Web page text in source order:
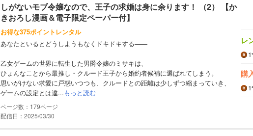
しがないモブ令嬢なので、王子の求婚は身に余ります！ （2） 【か
きおろし漫画＆電子限定ペーパー付】
お得な375ポイントレンタル
あなたといるとどうしようもなくドキドキする――
乙女ゲームの世界に転生した男爵令嬢のミサキは、
ひょんなことから最推し・クルード王子から婚約者候補に選ばれてしまう。
思いがけない求愛に戸惑いつつも、クルードとの距離は少しずつ縮まっていき、
ゲームの設定とは違...もっと読む
179
配信日：2025/03/30
レ
購